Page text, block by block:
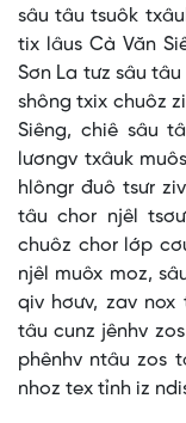
sâu tâu tsuôk
tix lâus Cà Văn
Sơn La tưz sâu
shông txix chuôz
Siêng, chiê sâu
lươngv txâuk
hlôngr đuô tsưr
tâu chor njêl
chuôz chor lớp
njêl muôx moz,
qiv hơưv, zav nox
tâu cunz jênhv
phênhv ntâu zos
nhoz tex tỉnh iz